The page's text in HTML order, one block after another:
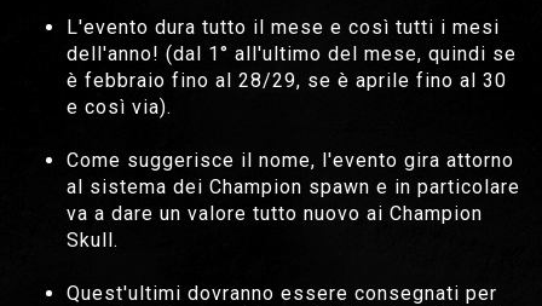
L'evento dura tutto il mese e così tutti i mesi
dell'anno! (dal 1° all'ultimo del mese, quindi se
è febbraio fino al 28/29, se è aprile fino al 30
e così via).
Come suggerisce il nome, l'evento gira attorno
al sistema dei Champion spawn e in particolare
va a dare un valore tutto nuovo ai Champion
Skull.
Quest'ultimi dovranno essere consegnati per